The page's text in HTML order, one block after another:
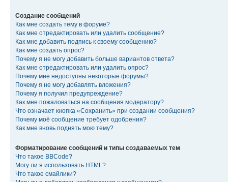
Создание сообщений
Как мне создать тему в форуме?
Как мне отредактировать или удалить сообщение?
Как мне добавить подпись к своему сообщению?
Как мне создать опрос?
Почему я не могу добавить больше вариантов ответа?
Как мне отредактировать или удалить опрос?
Почему мне недоступны некоторые форумы?
Почему я не могу добавлять вложения?
Почему я получил предупреждение?
Как мне пожаловаться на сообщения модератору?
Что означает кнопка «Сохранить» при создании сообщения?
Почему моё сообщение требует одобрения?
Как мне вновь поднять мою тему?
Форматирование сообщений и типы создаваемых тем
Что такое BBCode?
Могу ли я использовать HTML?
Что такое смайлики?